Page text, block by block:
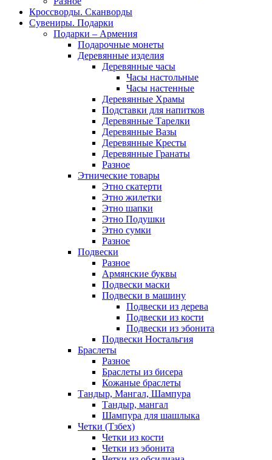
Кроссворды. Сканворды
Сувениры. Подарки
Подарки – Армения
Подарочные монеты
Деревянные изделия
Деревянные часы
Часы настольные
Часы настенные
Деревянные Храмы
Подставки для напитков
Деревянные Тарелки
Деревянные Вазы
Деревянные Кресты
Деревянные Гранаты
Разное
Этнические товары
Этно скатерти
Этно жилетки
Этно шапки
Этно Подушки
Этно сумки
Разное
Подвески
Разное
Армянские буквы
Подвески маски
Подвески в машину
Подвески из дерева
Подвески из кости
Подвески из эбонита
Подвески Ностальгия
Браслеты
Разное
Браслеты из бисера
Кожаные браслеты
Тандыр, Мангал, Шампура
Тандыр, мангал
Шампура для шашлыка
Четки (Тзбех)
Четки из кости
Четки из эбонита